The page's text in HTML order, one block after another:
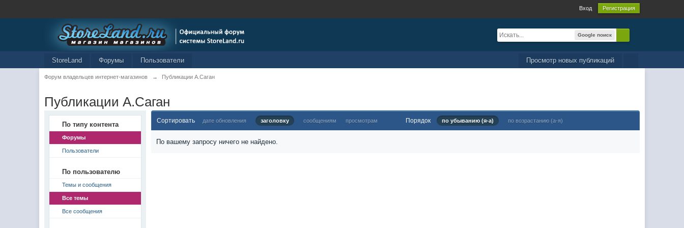
Вход Регистрация
Google поиск
Просмотр новых публикаций
StoreLand Форумы Пользователи
Форум владельцев интернет-магазинов → Публикации А.Саган
Публикации А.Саган
По типу контента
Форумы
Пользователи
По пользователю
Темы и сообщения
Все темы
Все сообщения
Сортировать дате обновления заголовку сообщениям просмотрам Порядок по убыванию (я-а) по возрастанию (а-я)
По вашему запросу ничего не найдено.